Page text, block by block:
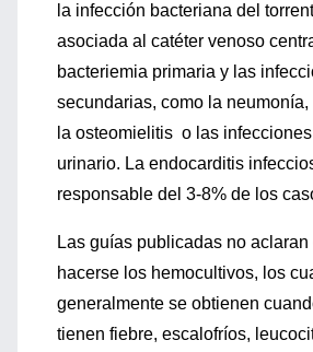
la infección bacteriana del
asociada al catéter venoso
bacteriemia primaria y las
secundarias, como la
la osteomielitis o las
urinario. La endocarditis
responsable del 3-8% de los
Las guías publicadas no
hacerse los hemocultivos, los
generalmente se obtienen
tienen fiebre, escalofríos,